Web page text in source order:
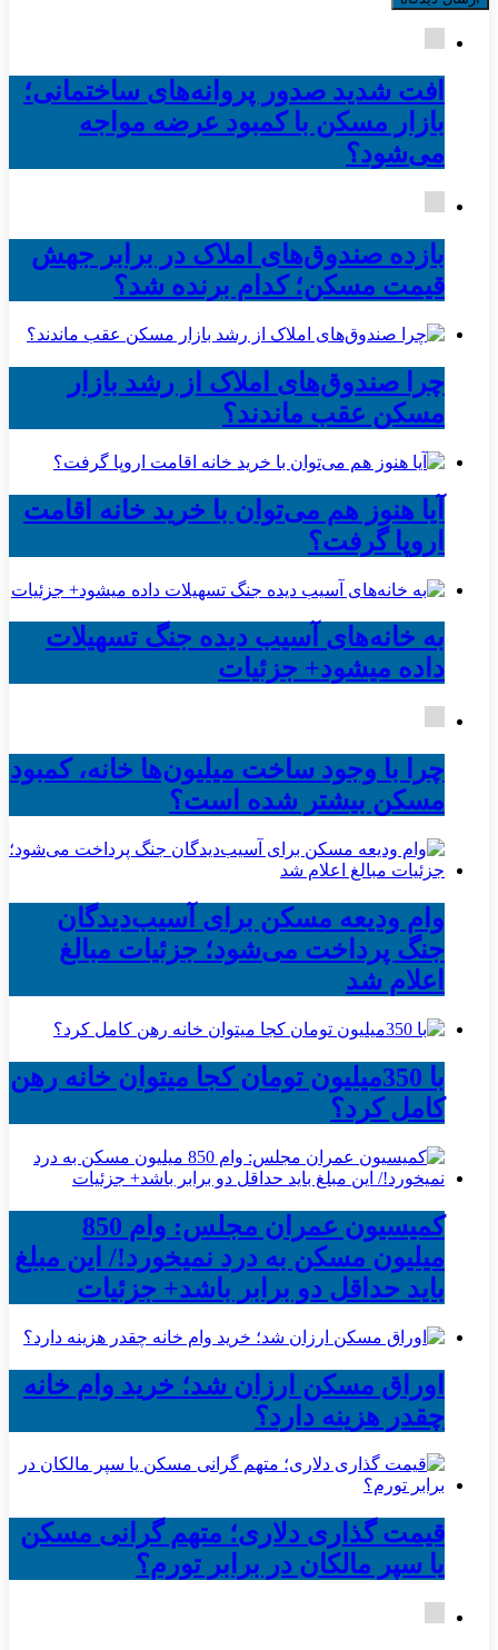
افت شدید صدور پروانه‌های ساختمانی؛
بازار مسکن با کمبود عرضه مواجه
می‌شود؟
بازده صندوق‌های املاک در برابر جهش
قیمت مسکن؛ کدام برنده شد؟
چرا صندوق‌های املاک از رشد بازار
مسکن عقب ماندند؟
آیا هنوز هم می‌توان با خرید خانه اقامت
اروپا گرفت؟
به خانه‌های آسیب دیده جنگ تسهیلات
داده میشود+ جزئیات
چرا با وجود ساخت میلیون‌ها خانه، کمبود
مسکن بیشتر شده است؟
وام ودیعه مسکن برای آسیب‌دیدگان
جنگ پرداخت می‌شود؛ جزئیات مبالغ
اعلام شد
با 350میلیون تومان کجا میتوان خانه رهن
کامل کرد؟
کمیسیون عمران مجلس: وام 850
میلیون مسکن به درد نمیخورد!/ این مبلغ
باید حداقل دو برابر باشد+ جزئیات
اوراق مسکن ارزان شد؛ خرید وام خانه
چقدر هزینه دارد؟
قیمت گذاری دلاری؛ متهم گرانی مسکن
یا سپر مالکان در برابر تورم؟